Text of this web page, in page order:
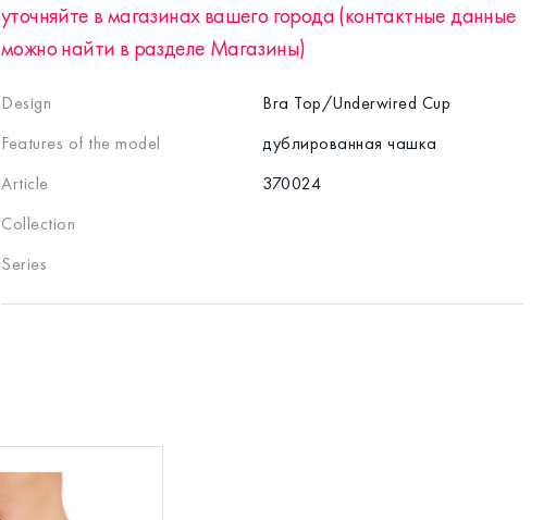
уточняйте в магазинах вашего города (контактные данные
можно найти в разделе Магазины)
Design
Bra Top/Underwired Cup
Features of the model
дублированная чашка
Article
370024
Collection
Series